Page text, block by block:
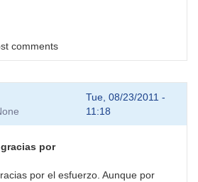
comments
Tue, 08/23/2011 -
11:18
por
por el esfuerzo. Aunque por